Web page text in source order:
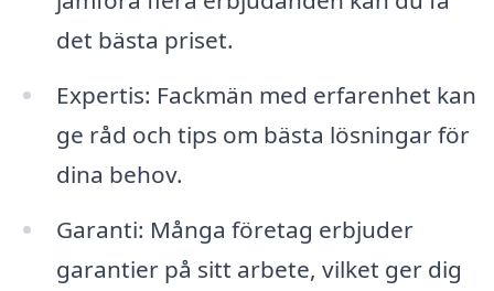
det bästa priset.
Expertis: Fackmän med erfarenhet kan
ge råd och tips om bästa lösningar för
dina behov.
Garanti: Många företag erbjuder
garantier på sitt arbete, vilket ger dig